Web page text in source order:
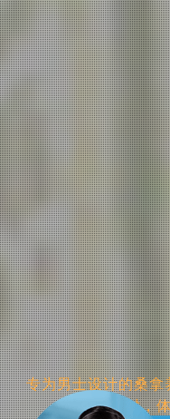
专为男士设计的桑拿养
时，体